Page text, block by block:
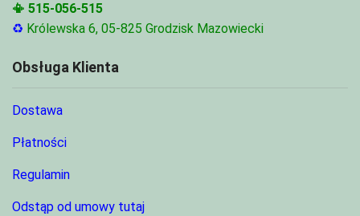
📳 515-056-515
♻ Królewska 6, 05-825 Grodzisk Mazowiecki
Obsługa Klienta
Dostawa
Płatności
Regulamin
Odstąp od umowy tutaj